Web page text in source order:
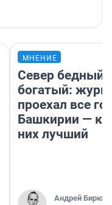
МНЕНИЕ
Север бедный,
богатый:
проехал все
Башкирии —
них лучший
Андрей